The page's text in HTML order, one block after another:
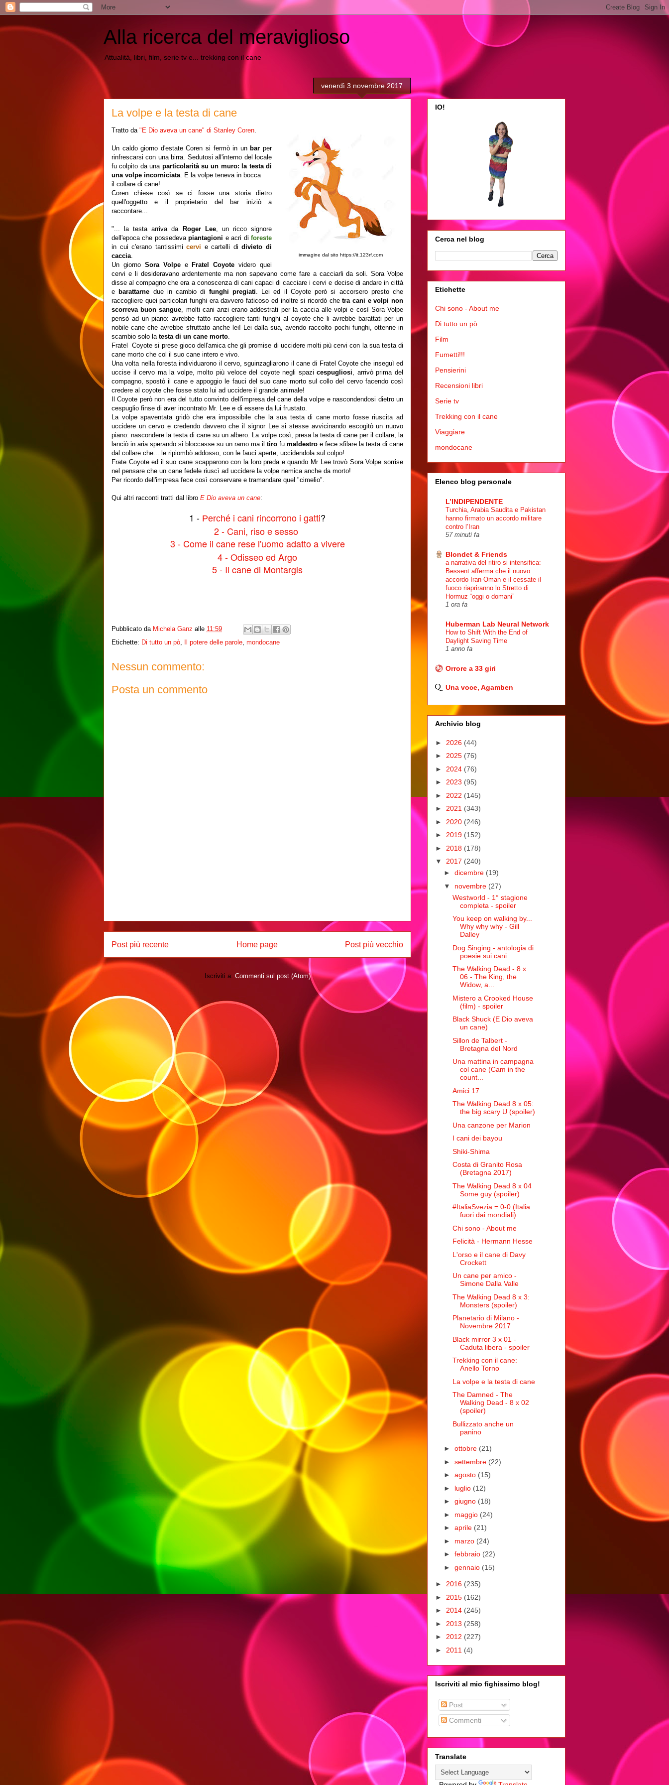
Alla ricerca del meraviglioso
Attualità, libri, film, serie tv e... trekking con il cane
venerdì 3 novembre 2017
La volpe e la testa di cane
immagine dal sito https://it.123rf.com
Tratto da "E Dio aveva un cane" di Stanley Coren.
Un caldo giorno d'estate Coren si fermò in un barper
rinfrescarsi con una birra. Sedutosi all'interno del locale
fu colpito da una particolarità su un muro: la testa di
una volpe incorniciata. E la volpe teneva in bocca
il collare di cane!
Coren chiese così se ci fosse una storia dietro
quell'oggetto e il proprietario del bar iniziò a
raccontare...
"... la testa arriva da Roger Lee, un ricco signore
dell'epoca che possedevapiantagioni e acri diforeste
in cui c'erano tantissimicervi e cartelli di divieto di
caccia.
Un giorno Sora Volpe e Fratel Coyote videro quei
cervi e li desideravano ardentemente ma non sapevano come fare a cacciarli da soli. Sora Volpe
disse al compagno che era a conoscenza di cani capaci di cacciare i cervi e decise di andare in città
e barattarne due in cambio di funghi pregiati. Lei ed il Coyote però si accorsero presto che
raccogliere quei particolari funghi era davvero faticoso ed inoltre si ricordò chetra cani e volpi non
scorreva buon sangue, molti cani anzi erano addestrati per la caccia alle volpi e così Sora Volpe
pensò ad un piano: avrebbe fatto raccogliere tanti funghi al coyote che li avrebbe barattati per un
nobile cane che avrebbe sfruttato anche lei! Lei dalla sua, avendo raccolto pochi funghi, ottenne in
scambio solo la testa di un cane morto.
Fratel Coyote si prese gioco dell'amica che gli promise di uccidere molti più cervi con la sua testa di
cane morto che col il suo cane intero e vivo.
Una volta nella foresta individuarono il cervo, sguinzagliarono il cane di Fratel Coyote che inseguì ed
uccise il cervo ma la volpe, molto più veloce del coyote negli spazicespugliosi, arrivò prima del
compagno, spostò il cane e appoggio le fauci del suo cane morto sul collo del cervo facendo così
credere al coyote che fosse stato lui ad uccidere il grande animale!
Il Coyote però non era del tutto convinto dell'impresa del cane della volpe e nascondendosi dietro un
cespuglio finse di aver incontrato Mr. Lee e di essere da lui frustato.
La volpe spaventata gridò che era impossibile che la sua testa di cane morto fosse riuscita ad
uccidere un cervo e credendo davvero che il signor Lee si stesse avvicinando escogitò un nuovo
piano: nascondere la testa di cane su un albero. La volpe così, presa la testa di cane per il collare, la
lanciò in aria sperando si bloccasse su un ramo ma il tiro fu maldestro e fece sfilare la testa di cane
dal collare che... le ripiombò addosso, con le fauci aperte, uccidendola sul colpo!
Frate Coyote ed il suo cane scapparono con la loro preda e quando Mr Lee trovò Sora Volpe sorrise
nel pensare che un cane fedele riuscì ad uccidere la volpe nemica anche da morto!
Per ricordo dell'impresa fece così conservare e tramandare quel "cimelio".
Qui altri racconti tratti dal libro E Dio aveva un cane:
1 - Perché i cani rincorrono i gatti?
2 - Cani, riso e sesso
3 - Come il cane rese l'uomo adatto a vivere
4 - Odisseo ed Argo
5 - Il cane di Montargis
Pubblicato da Michela Ganz alle 11:59
Etichette: Di tutto un pò, Il potere delle parole, mondocane
Nessun commento:
Posta un commento
Post più recente Post più vecchio
Home page
Iscriviti a: Commenti sul post (Atom)
IO!
Cerca nel blog
Etichette
Chi sono - About me
Di tutto un pò
Film
Fumetti!!!
Pensierini
Recensioni libri
Serie tv
Trekking con il cane
Viaggiare
mondocane
Elenco blog personale
L’INDIPENDENTE
Turchia, Arabia Saudita e Pakistan
hanno firmato un accordo militare
contro l’Iran
57 minuti fa
Blondet & Friends
a narrativa del ritiro si intensifica:
Bessent afferma che il nuovo
accordo Iran-Oman e il cessate il
fuoco riapriranno lo Stretto di
Hormuz “oggi o domani”
1 ora fa
Huberman Lab Neural Network
How to Shift With the End of
Daylight Saving Time
1 anno fa
Orrore a 33 giri
Una voce, Agamben
Archivio blog
► 2026 (44)
► 2025 (76)
► 2024 (76)
► 2023 (95)
► 2022 (145)
► 2021 (343)
► 2020 (246)
► 2019 (152)
► 2018 (178)
▼ 2017 (240)
► dicembre (19)
▼ novembre (27)
Westworld - 1° stagione
completa - spoiler
You keep on walking by...
Why why why - Gill
Dalley
Dog Singing - antologia di
poesie sui cani
The Walking Dead - 8 x
06 - The King, the
Widow, a...
Mistero a Crooked House
(film) - spoiler
Black Shuck (E Dio aveva
un cane)
Sillon de Talbert -
Bretagna del Nord
Una mattina in campagna
col cane (Cam in the
count...
Amici 17
The Walking Dead 8 x 05:
the big scary U (spoiler)
Una canzone per Marion
I cani dei bayou
Shiki-Shima
Costa di Granito Rosa
(Bretagna 2017)
The Walking Dead 8 x 04
Some guy (spoiler)
#ItaliaSvezia = 0-0 (Italia
fuori dai mondiali)
Chi sono - About me
Felicità - Hermann Hesse
L'orso e il cane di Davy
Crockett
Un cane per amico -
Simone Dalla Valle
The Walking Dead 8 x 3:
Monsters (spoiler)
Planetario di Milano -
Novembre 2017
Black mirror 3 x 01 -
Caduta libera - spoiler
Trekking con il cane:
Anello Torno
La volpe e la testa di cane
The Damned - The
Walking Dead - 8 x 02
(spoiler)
Bullizzato anche un
panino
► ottobre (21)
► settembre (22)
► agosto (15)
► luglio (12)
► giugno (18)
► maggio (24)
► aprile (21)
► marzo (24)
► febbraio (22)
► gennaio (15)
► 2016 (235)
► 2015 (162)
► 2014 (245)
► 2013 (258)
► 2012 (227)
► 2011 (4)
Iscriviti al mio fighissimo blog!
Post
Commenti
Translate